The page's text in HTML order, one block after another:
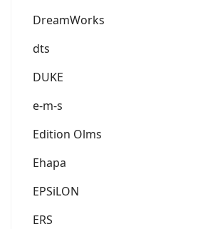
DreamWorks
dts
DUKE
e-m-s
Edition Olms
Ehapa
EPSiLON
ERS